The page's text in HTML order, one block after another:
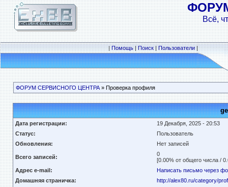
Всё,
|Помощь|Поиск|Пользователи|
ФОРУМ СЕРВИСНОГО ЦЕНТРА» Проверка профиля
Дата регистрации:
19 Декабря, 2025 - 20:53
Статус:
Пользователь
Обновления:
Нет записей
Всего записей:
0
[0.00% от общего числа /
Адрес e-mail:
Написать письмо через
Домашняя страничка:
http://alex80.ru/category/